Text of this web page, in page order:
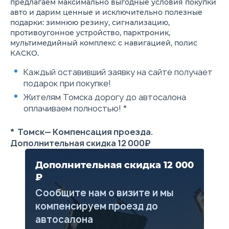
подлокотник
Задний центральный
подлокотник
Подушка безопасности
водителя
Подушка безопасности
переднего пассажира
Передние ремни
безопасности с
регулировкой по высоте
Трехточечные ремни
безопасности задних
пассажиров
непристегнутом ремне
безопасности водителя
Крепление ISOFIX
Ключ с дистанционным
управлением
Система контроля давления
в шинах TPMS
Антиблокировочная система
тормозов ABS + Электронное
распределение тормозного
усилия EBD
Дополнительная скидка 12 000
₽
Сообщите нам о визите и мы
компенсируем проезд до
автосалона
предлагаем максимально выгодные условия покупки
авто и дарим ценные и исключительно полезные
подарки: зимнюю резину, сигнализацию,
противоугонное устройство, парктроник,
мультимедийный комплекс с навигацией, полис
КАСКО.
Каждый оставивший заявку на сайте получает
подарок при покупке!
Жителям Томска дорогу до автосалона
оплачиваем полностью! *
* Томск— Компенсация проезда.
Дополнительная скидка 12 000₽